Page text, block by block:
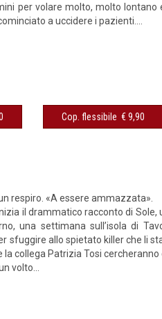
per volare molto, molto lontano
a uccidere i pazienti....
Cop. flessibile € 9,90
respiro. «A essere ammazzata».
il drammatico racconto di
una settimana sull’isola di
allo spietato killer che li
collega Patrizia Tosi
volto...